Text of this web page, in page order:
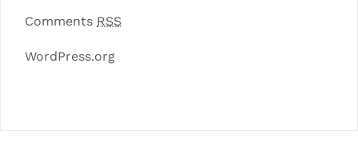
Comments RSS
WordPress.org